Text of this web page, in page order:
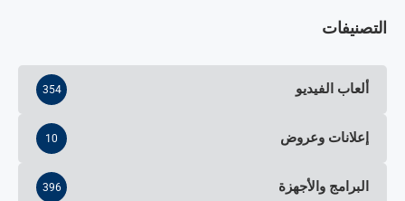
التصنيفات
ألعاب الفيديو 354
إعلانات وعروض 10
البرامج والأجهزة 396